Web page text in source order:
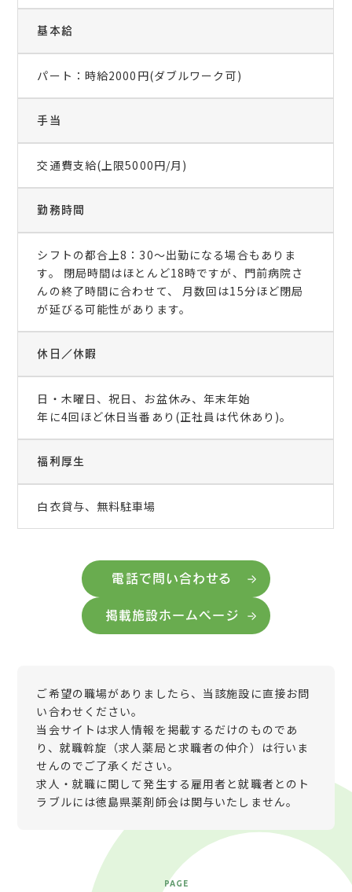
基本給
パート：時給2000円(ダブルワーク可)
手当
交通費支給(上限5000円/月)
勤務時間
シフトの都合上8：30～出勤になる場合もありま
す。 閉局時間はほとんど18時ですが、門前病院さ
んの終了時間に合わせて、 月数回は15分ほど閉局
が延びる可能性があります。
休日／休暇
日・木曜日、祝日、お盆休み、年末年始
年に4回ほど休日当番あり(正社員は代休あり)。
福利厚生
白衣貸与、無料駐車場
電話で問い合わせる
掲載施設ホームページ
ご希望の職場がありましたら、当該施設に直接お問
い合わせください。
当会サイトは求人情報を掲載するだけのものであ
り、就職斡旋（求人薬局と求職者の仲介）は行いま
せんのでご了承ください。
求人・就職に関して発生する雇用者と就職者とのト
ラブルには徳島県薬剤師会は関与いたしません。
PAGE